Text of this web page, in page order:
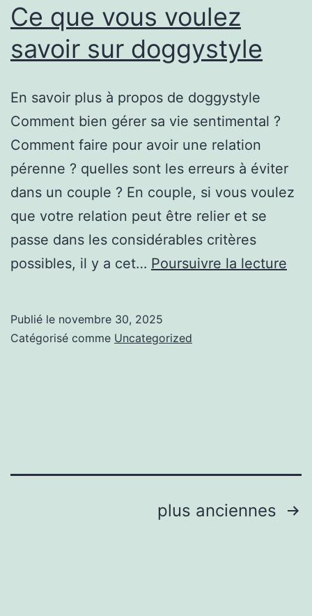
Ce que vous voulez
savoir sur doggystyle
En savoir plus à propos de doggystyle
Comment bien gérer sa vie sentimental ?
Comment faire pour avoir une relation
pérenne ? quelles sont les erreurs à éviter
dans un couple ? En couple, si vous voulez
que votre relation peut être relier et se
passe dans les considérables critères
possibles, il y a cet… Poursuivre la lecture
Publié le novembre 30, 2025
Catégorisé comme Uncategorized
plus anciennes